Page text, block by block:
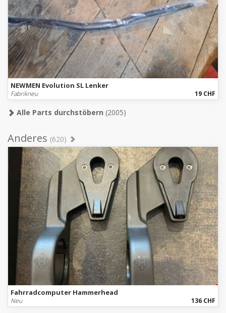
NEWMEN Evolution SL Lenker
Fabrikneu 19 CHF
Alle Parts durchstöbern (2005)
Anderes (620)
Fahrradcomputer Hammerhead
Neu 136 CHF